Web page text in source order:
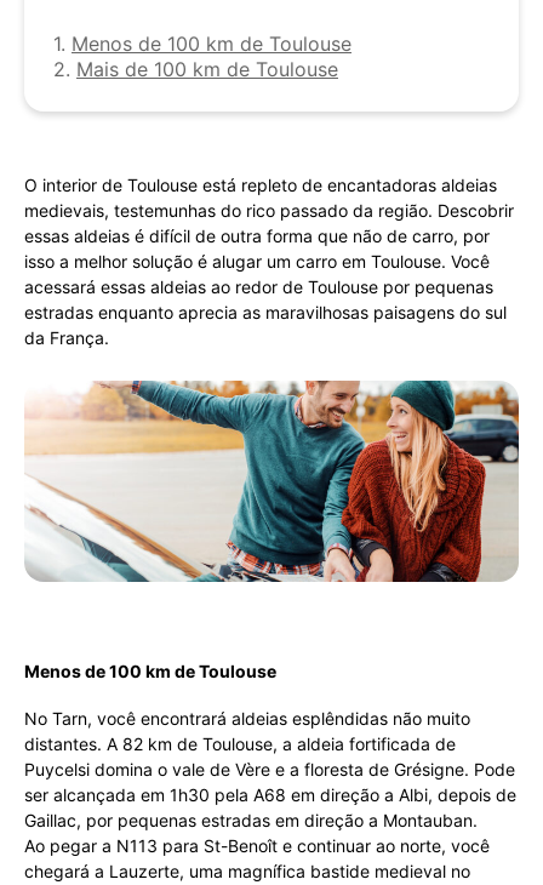
1. Menos de 100 km de Toulouse
2. Mais de 100 km de Toulouse
O interior de Toulouse está repleto de encantadoras aldeias
medievais, testemunhas do rico passado da região. Descobrir
essas aldeias é difícil de outra forma que não de carro, por
isso a melhor solução é alugar um carro em Toulouse. Você
acessará essas aldeias ao redor de Toulouse por pequenas
estradas enquanto aprecia as maravilhosas paisagens do sul
da França.
Menos de 100 km de Toulouse
No Tarn, você encontrará aldeias esplêndidas não muito
distantes. A 82 km de Toulouse, a aldeia fortificada de
Puycelsi domina o vale de Vère e a floresta de Grésigne. Pode
ser alcançada em 1h30 pela A68 em direção a Albi, depois de
Gaillac, por pequenas estradas em direção a Montauban.
Ao pegar a N113 para St-Benoît e continuar ao norte, você
chegará a Lauzerte, uma magnífica bastide medieval no